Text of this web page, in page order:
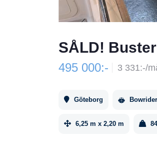
SÅLD!
495 000:- 3 331:-/
Göteborg Bowrider
6,25 m x 2,20 m